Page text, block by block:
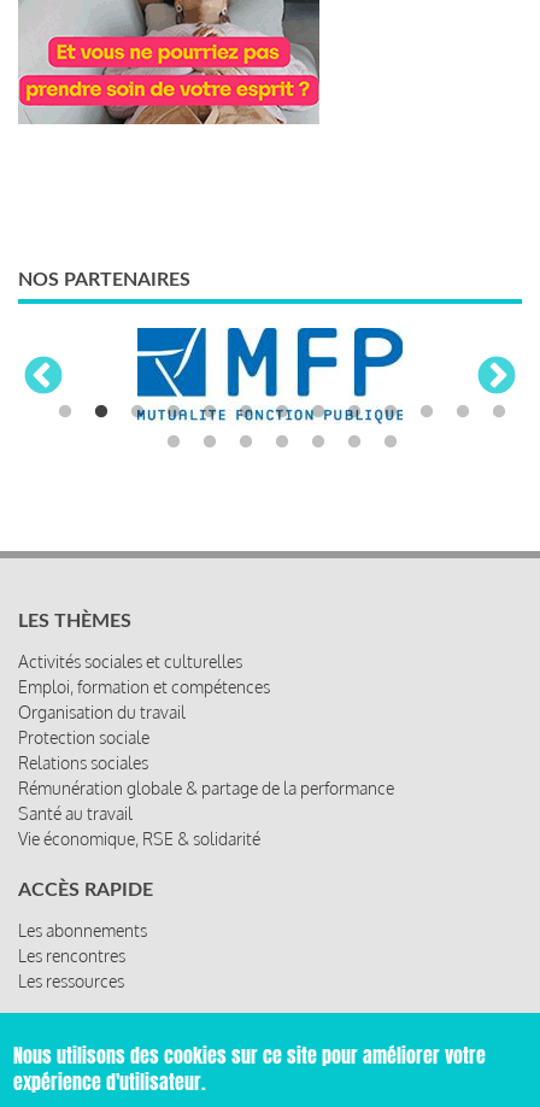
NOS PARTENAIRES
LES THÈMES
Activités sociales et culturelles
Emploi, formation et compétences
Organisation du travail
Protection sociale
Relations sociales
Rémunération globale & partage de la performance
Santé au travail
Vie économique, RSE & solidarité
ACCÈS RAPIDE
Les abonnements
Les rencontres
Les ressources
© 2019 Miroir Social - Réalisé par
Nous utilisons des cookies sur ce site pour améliorer votre
expérience d'utilisateur.